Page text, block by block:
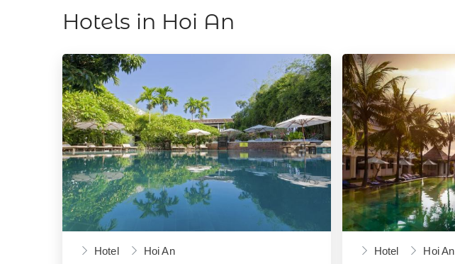
Hotels in Hoi An
Hotel Hoi An Hotel Hoi An